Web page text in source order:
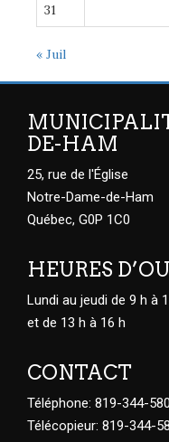
31
« Juil
DE-HAM
25, rue de l'Église
Notre-Dame-de-Ham
Québec, G0P 1C0
HEURES
Lundi au jeudi de 9 h à
et de 13 h à 16 h
CONTACT
Téléphone: 819-344-
Télécopieur: 819-344-